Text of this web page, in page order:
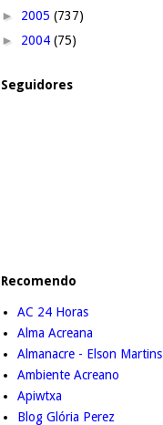
► 2005 (737)
► 2004 (75)
Seguidores
Recomendo
AC 24 Horas
Alma Acreana
Almanacre - Elson Martins
Ambiente Acreano
Apiwtxa
Blog Glória Perez